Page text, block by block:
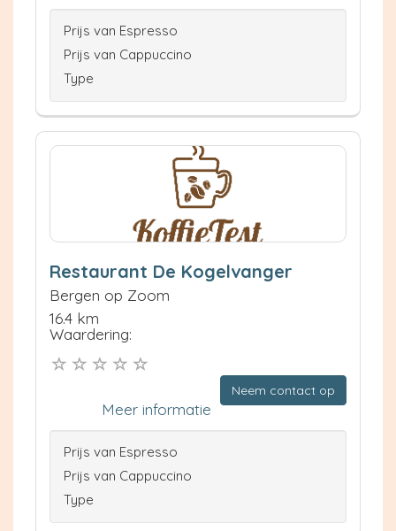
Prijs van Espresso
Prijs van Cappuccino
Type
Restaurant De Kogelvanger
Bergen op Zoom
16.4 km
Waardering:
Neem contact op
Meer informatie
Prijs van Espresso
Prijs van Cappuccino
Type